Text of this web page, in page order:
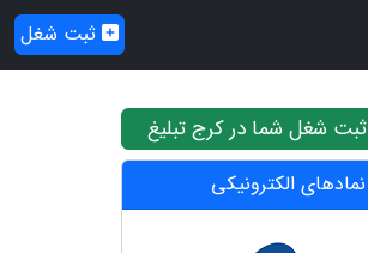
ثبت شغل
ثبت شغل شما در کرج تبلیغ
نمادهای الکترونیکی